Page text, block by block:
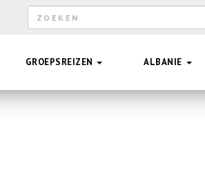
Zoekveld
GROEPSREIZEN ALBANIE